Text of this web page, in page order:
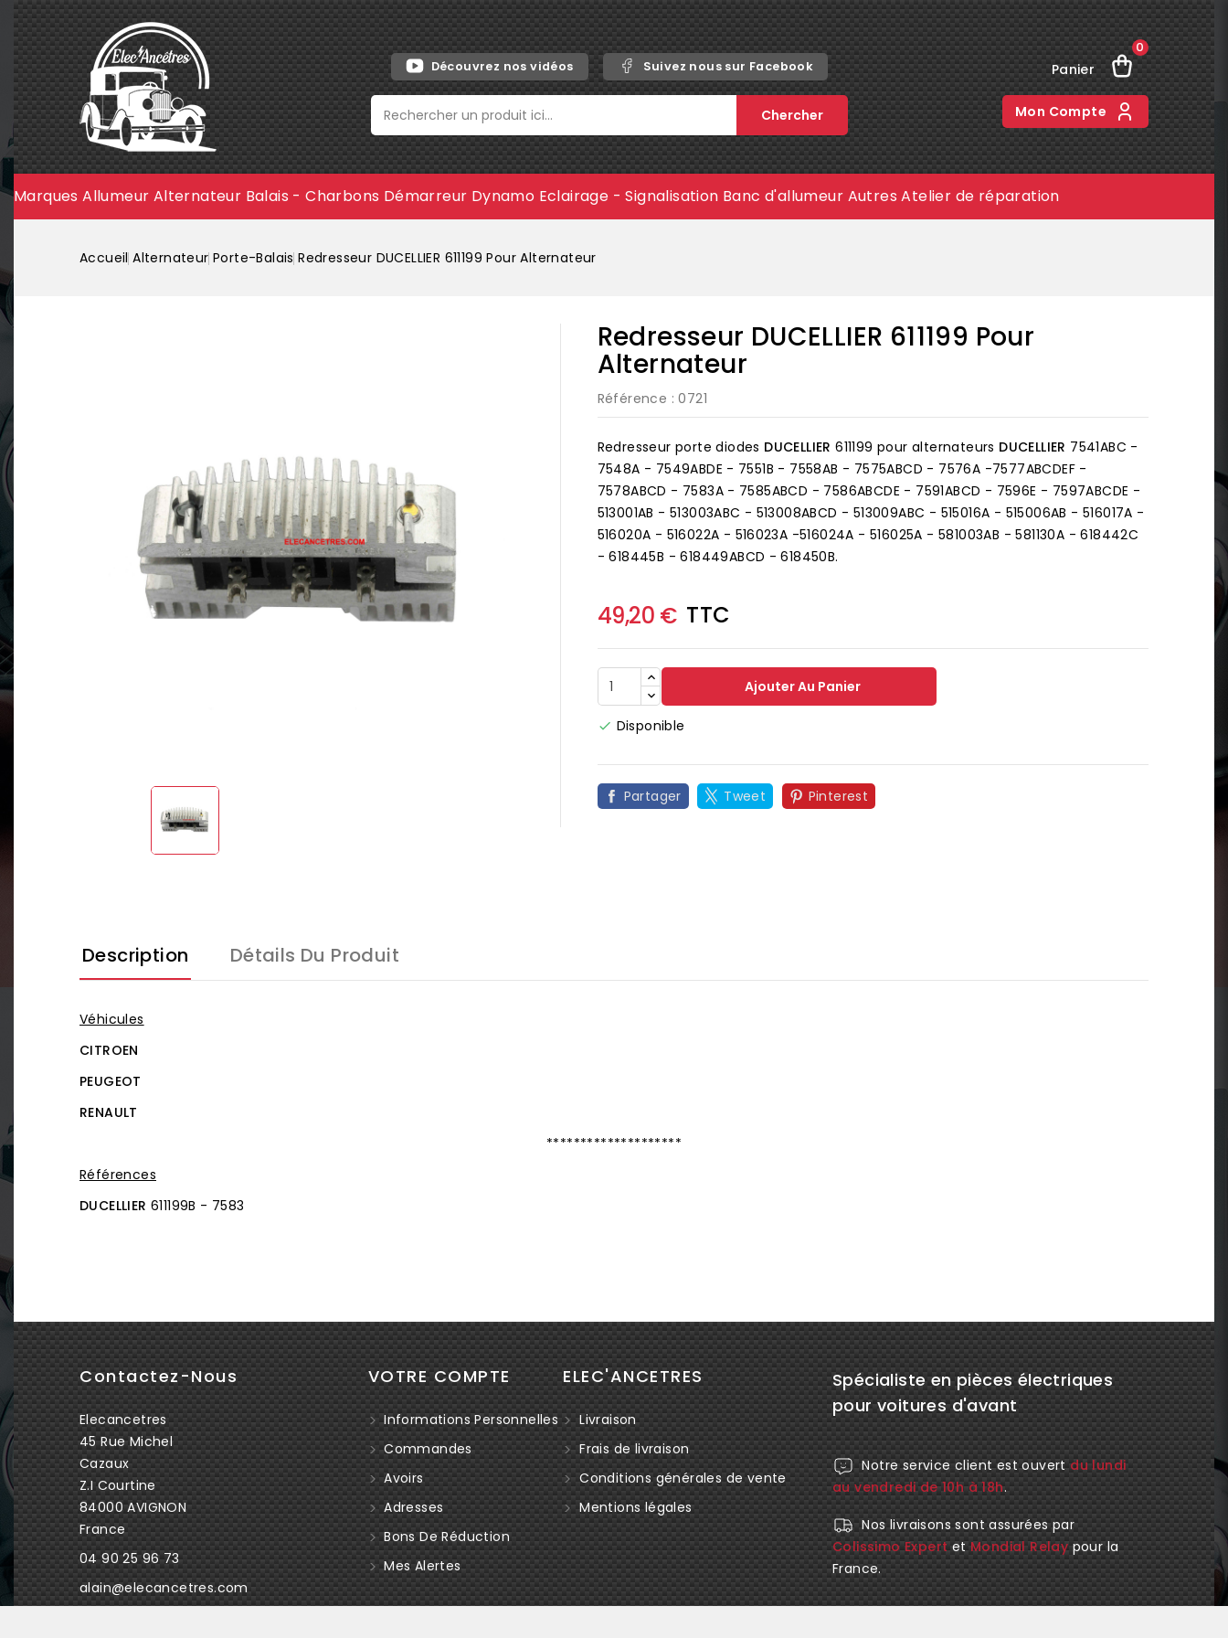
Découvrez nos vidéos Suivez nous sur Facebook
Chercher
Panier
0
Mon Compte
Marques Allumeur Alternateur Balais - Charbons Démarreur Dynamo Eclairage - Signalisation Banc d'allumeur Autres Atelier de réparation
Accueil Alternateur Porte-Balais Redresseur DUCELLIER 611199 Pour Alternateur
Redresseur DUCELLIER 611199 Pour
Alternateur
Référence : 0721
Redresseur porte diodes DUCELLIER 611199 pour alternateurs DUCELLIER 7541ABC -
7548A - 7549ABDE - 7551B - 7558AB - 7575ABCD - 7576A -7577ABCDEF -
7578ABCD - 7583A - 7585ABCD - 7586ABCDE - 7591ABCD - 7596E - 7597ABCDE -
513001AB - 513003ABC - 513008ABCD - 513009ABC - 515016A - 515006AB - 516017A -
516020A - 516022A - 516023A -516024A - 516025A - 581003AB - 581130A - 618442C
- 618445B - 618449ABCD - 618450B.
49,20 € TTC
Ajouter Au Panier
 Disponible
Partager Tweet Pinterest
Description Détails Du Produit
Véhicules
CITROEN
PEUGEOT
RENAULT
********************
Références
DUCELLIER 611199B - 7583
Contactez-Nous
Elecancetres
45 Rue Michel
Cazaux
Z.I Courtine
84000 AVIGNON
France
04 90 25 96 73
alain@elecancetres.com
VOTRE COMPTE
Informations Personnelles
Commandes
Avoirs
Adresses
Bons De Réduction
Mes Alertes
ELEC'ANCETRES
Livraison
Frais de livraison
Conditions générales de vente
Mentions légales
Spécialiste en pièces électriques
pour voitures d'avant
Notre service client est ouvertdu lundi
au vendredi de 10h à 18h.
Nos livraisons sont assurées par
Colissimo ExpertetMondial Relaypour la
France.